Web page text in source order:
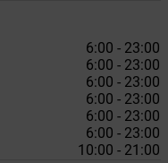
6:00 - 23:00
6:00 - 23:00
6:00 - 23:00
6:00 - 23:00
6:00 - 23:00
6:00 - 23:00
10:00 - 21:00